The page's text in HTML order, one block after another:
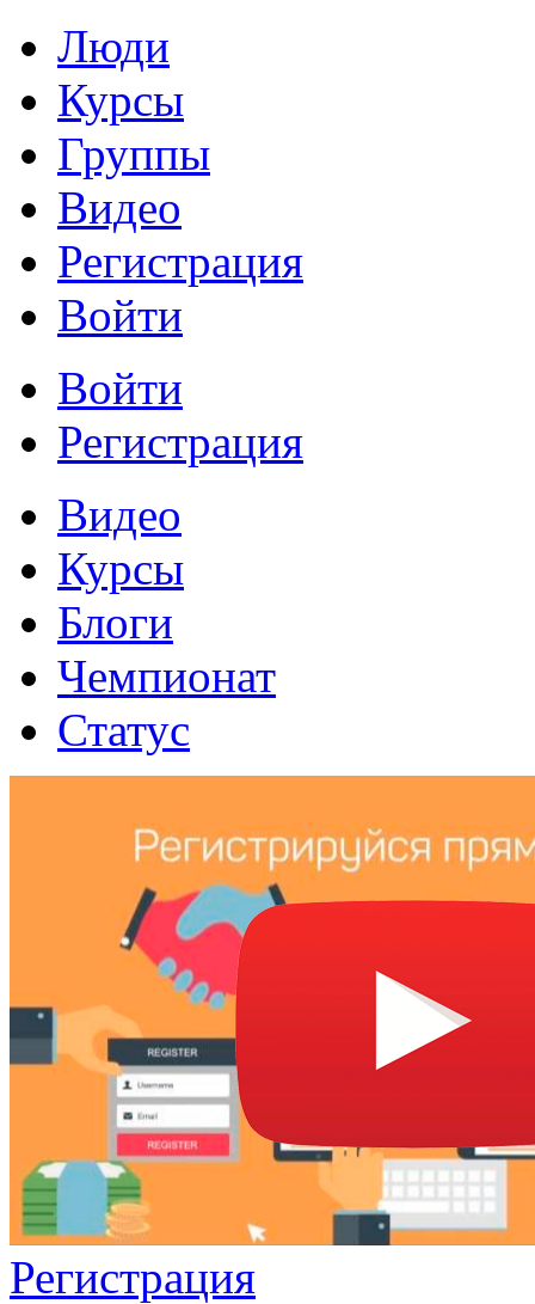
Люди
Курсы
Группы
Видео
Регистрация
Войти
Войти
Регистрация
Видео
Курсы
Блоги
Чемпионат
Статус
Регистрация